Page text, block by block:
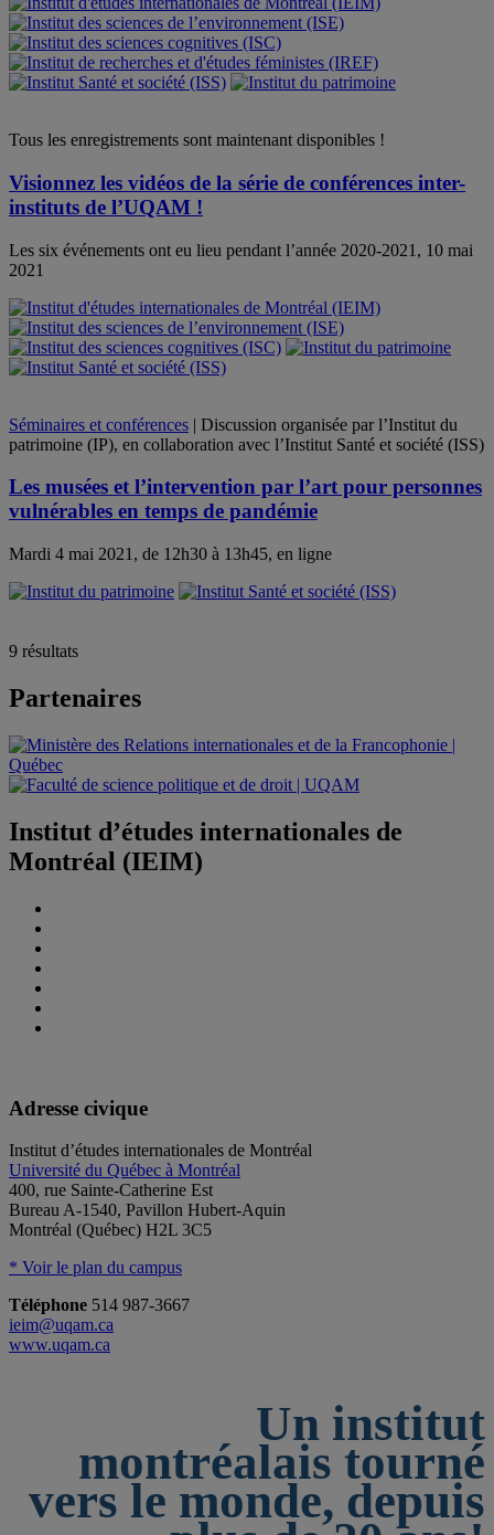
Tous les enregistrements sont maintenant disponibles !
Visionnez les vidéos de la série de conférences inter-
instituts de l’UQAM !
Les six événements ont eu lieu pendant l’année 2020-2021, 10 mai
2021
Séminaires et conférences | Discussion organisée par l’Institut du
patrimoine (IP), en collaboration avec l’Institut Santé et société (ISS)
Les musées et l’intervention par l’art pour personnes
vulnérables en temps de pandémie
Mardi 4 mai 2021, de 12h30 à 13h45, en ligne
9 résultats
Partenaires
Institut d’études internationales de
Montréal (IEIM)
Adresse civique
Institut d’études internationales de Montréal
Université du Québec à Montréal
400, rue Sainte-Catherine Est
Bureau A-1540, Pavillon Hubert-Aquin
Montréal (Québec) H2L 3C5
* Voir le plan du campus
Téléphone 514 987-3667
ieim@uqam.ca
www.uqam.ca
Un institut
montréalais tourné
vers le monde, depuis